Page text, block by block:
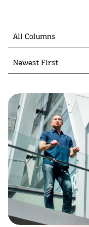
All Columns
Newest First